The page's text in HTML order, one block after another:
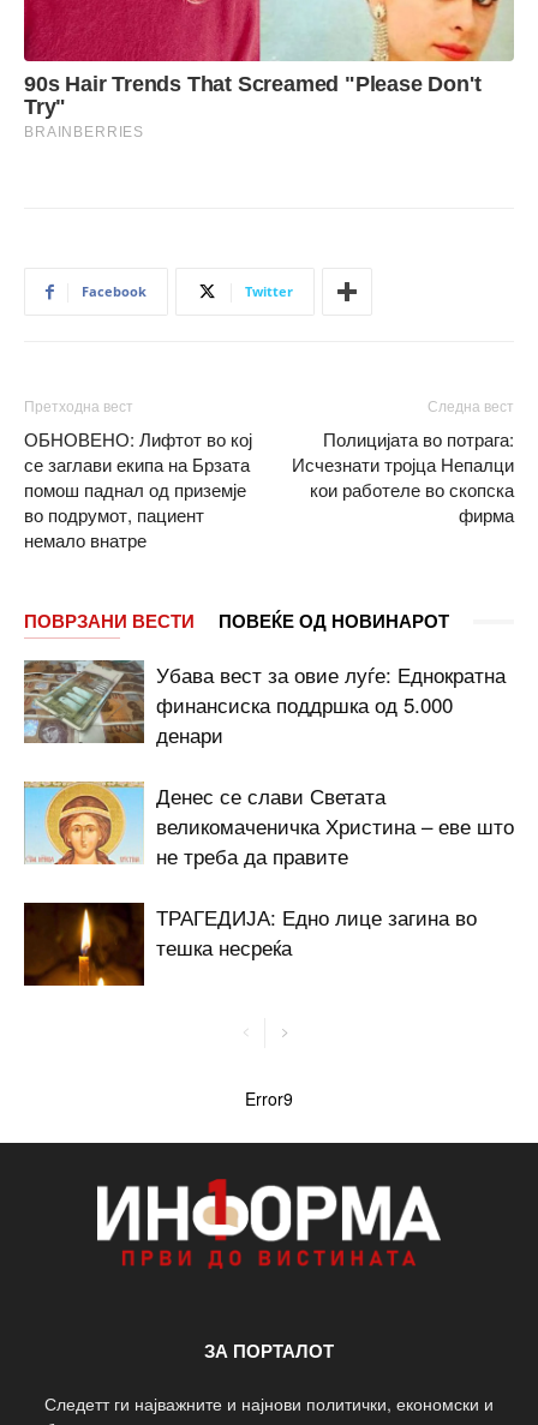
Facebook Twitter
Претходна вест
ОБНОВЕНО: Лифтот во кој
се заглави екипа на Брзата
помош паднал од приземје
во подрумот, пациент
немало внатре
Следна вест
Полицијата во потрага:
Исчезнати тројца Непалци
кои работеле во скопска
фирма
ПОВРЗАНИ ВЕСТИ ПОВЕЌЕ ОД НОВИНАРОТ
Убава вест за овие луѓе: Еднократна
финансиска поддршка од 5.000
денари
Денес се слави Светата
великомаченичка Христина – еве што
не треба да правите
ТРАГЕДИЈА: Едно лице загина во
тешка несреќа
Error9
ЗА ПОРТАЛОТ
Следетт ги најважните и најнови политички, економски и